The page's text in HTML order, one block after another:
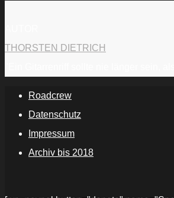
THORSTEN DIETRICH
Roadcrew
Datenschutz
Impressum
Archiv bis 2018